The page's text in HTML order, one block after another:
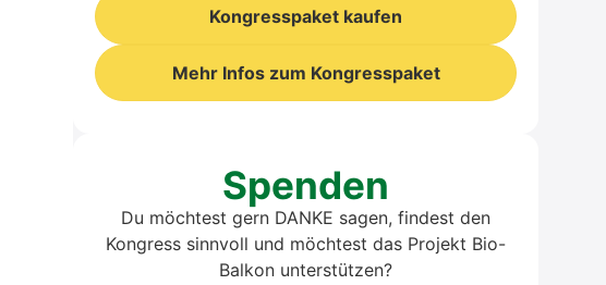
Kongresspaket kaufen
Mehr Infos zum Kongresspaket
Spenden
Du möchtest gern DANKE sagen, findest den
Kongress sinnvoll und möchtest das Projekt Bio-
Balkon unterstützen?